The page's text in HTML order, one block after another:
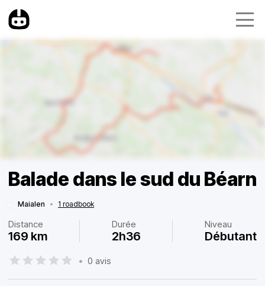
Balade dans le sud du Béarn
Maialen • 1 roadbook
Distance
169 km
Durée
2h36
Niveau
Débutant
• 0 avis